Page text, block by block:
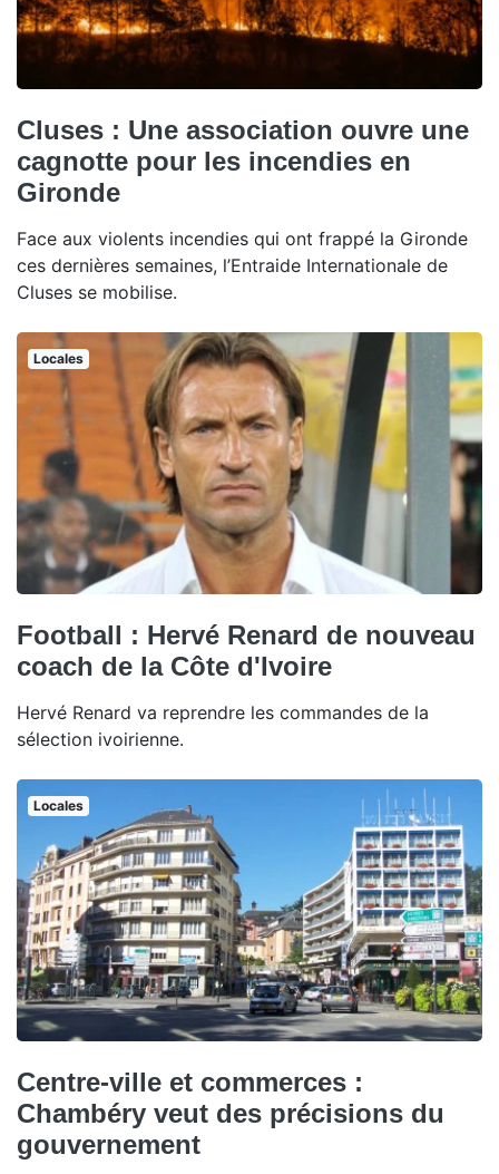
Cluses : Une association ouvre une
cagnotte pour les incendies en
Gironde
Face aux violents incendies qui ont frappé la Gironde
ces dernières semaines, l’Entraide Internationale de
Cluses se mobilise.
Locales
Football : Hervé Renard de nouveau
coach de la Côte d'Ivoire
Hervé Renard va reprendre les commandes de la
sélection ivoirienne.
Locales
Centre-ville et commerces :
Chambéry veut des précisions du
gouvernement